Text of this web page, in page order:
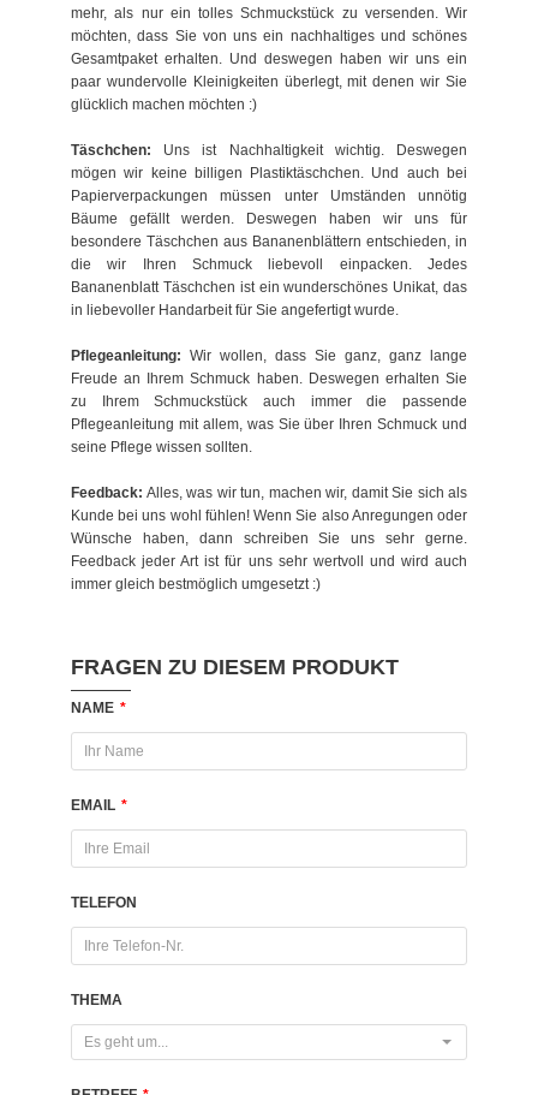
FRAGEN ZU DIESEM PRODUKT
NAME *
EMAIL *
TELEFON
THEMA
Es geht um...
mehr, als nur ein tolles Schmuckstück zu versenden. Wir
möchten, dass Sie von uns ein nachhaltiges und schönes
Gesamtpaket erhalten. Und deswegen haben wir uns ein
paar wundervolle Kleinigkeiten überlegt, mit denen wir Sie
glücklich machen möchten :)
Täschchen: Uns ist Nachhaltigkeit wichtig. Deswegen
mögen wir keine billigen Plastiktäschchen. Und auch bei
Papierverpackungen müssen unter Umständen unnötig
Bäume gefällt werden. Deswegen haben wir uns für
besondere Täschchen aus Bananenblättern entschieden, in
die wir Ihren Schmuck liebevoll einpacken. Jedes
Bananenblatt Täschchen ist ein wunderschönes Unikat, das
in liebevoller Handarbeit für Sie angefertigt wurde.
Pflegeanleitung: Wir wollen, dass Sie ganz, ganz lange
Freude an Ihrem Schmuck haben. Deswegen erhalten Sie
zu Ihrem Schmuckstück auch immer die passende
Pflegeanleitung mit allem, was Sie über Ihren Schmuck und
seine Pflege wissen sollten.
Feedback: Alles, was wir tun, machen wir, damit Sie sich als
Kunde bei uns wohl fühlen! Wenn Sie also Anregungen oder
Wünsche haben, dann schreiben Sie uns sehr gerne.
Feedback jeder Art ist für uns sehr wertvoll und wird auch
immer gleich bestmöglich umgesetzt :)